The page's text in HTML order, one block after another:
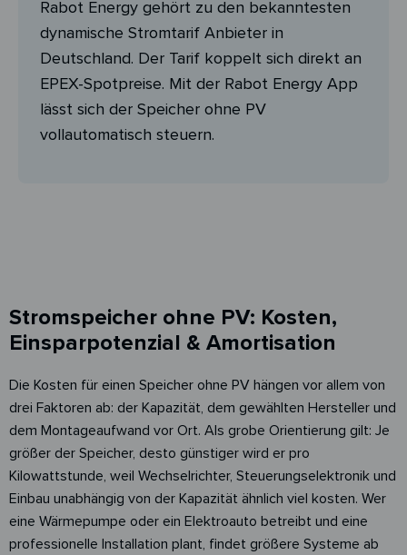
Rabot Energy gehört zu den bekanntesten
dynamische Stromtarif Anbieter in
Deutschland. Der Tarif koppelt sich direkt an
EPEX-Spotpreise. Mit der Rabot Energy App
lässt sich der Speicher ohne PV
vollautomatisch steuern.
Stromspeicher ohne PV: Kosten,
Einsparpotenzial & Amortisation
Die Kosten für einen Speicher ohne PV hängen vor allem von
drei Faktoren ab: der Kapazität, dem gewählten Hersteller und
dem Montageaufwand vor Ort. Als grobe Orientierung gilt: Je
größer der Speicher, desto günstiger wird er pro
Kilowattstunde, weil Wechselrichter, Steuerungselektronik und
Einbau unabhängig von der Kapazität ähnlich viel kosten. Wer
eine Wärmepumpe oder ein Elektroauto betreibt und eine
professionelle Installation plant, findet größere Systeme ab